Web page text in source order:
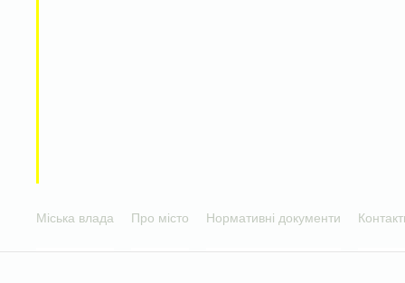
Міська влада Про місто Нормативні документи